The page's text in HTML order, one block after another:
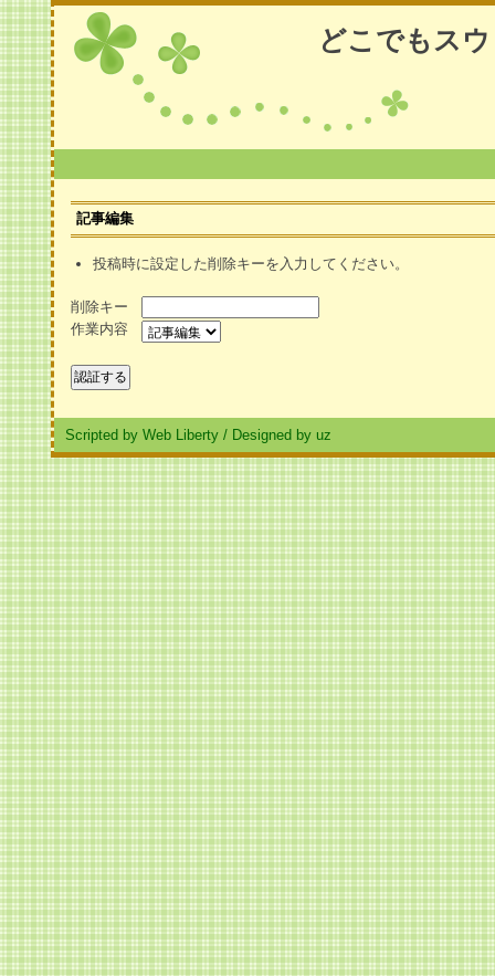
どこでもス
記事編集
投稿時に設定した削除キーを入力してください。
削除キー
作業内容
Scripted by Web Liberty / Designed by uz